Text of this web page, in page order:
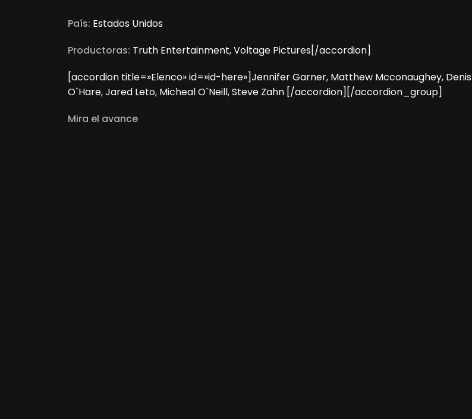
País: Estados Unidos
Productoras: Truth Entertainment, Voltage Pictures[/accordion]
[accordion title=»Elenco» id=»id-here»]Jennifer Garner, Matthew Mcconaughey, Denis
O`Hare, Jared Leto, Micheal O`Neill, Steve Zahn [/accordion][/accordion_group]
Mira el avance